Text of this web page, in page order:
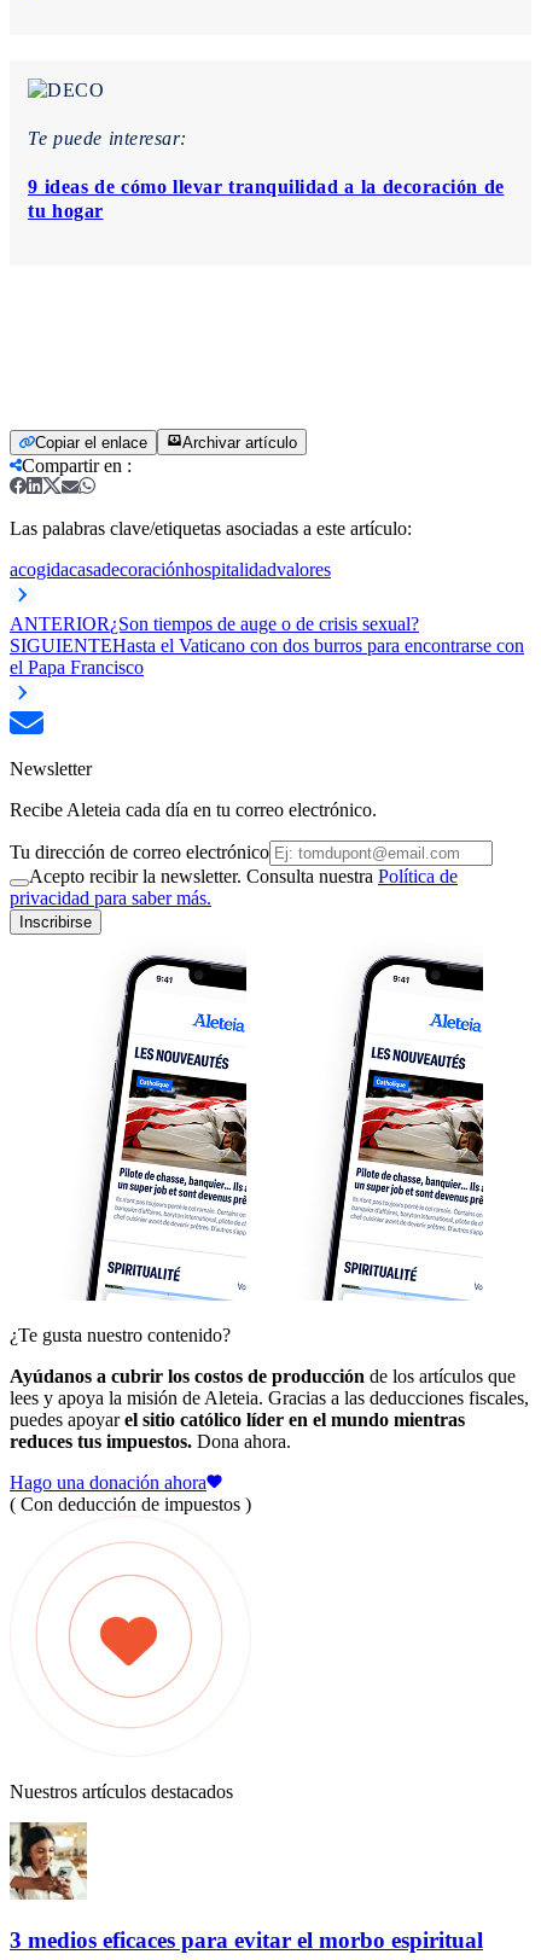
Te puede interesar:
9 ideas de cómo llevar tranquilidad a la decoración de
tu hogar
Copiar el enlace Archivar artículo
Compartir en :
Las palabras clave/etiquetas asociadas a este artículo:
acogidacasadecoraciónhospitalidadvalores
ANTERIOR¿Son tiempos de auge o de crisis sexual?
SIGUIENTEHasta el Vaticano con dos burros para encontrarse con
el Papa Francisco
Newsletter
Recibe Aleteia cada día en tu correo electrónico.
Tu dirección de correo electrónico
Acepto recibir la newsletter. Consulta nuestra Política de
privacidad para saber más.
Inscribirse
¿Te gusta nuestro contenido?
Ayúdanos a cubrir los costos de producción de los artículos que
lees y apoya la misión de Aleteia. Gracias a las deducciones fiscales,
puedes apoyarel sitio católico líder en el mundo mientras
reduces tus impuestos. Dona ahora.
Hago una donación ahora
( Con deducción de impuestos )
Nuestros artículos destacados
3 medios eficaces para evitar el morbo espiritual